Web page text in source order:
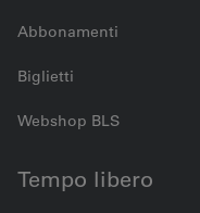
Abbonamenti
Biglietti
Webshop BLS
Tempo libero